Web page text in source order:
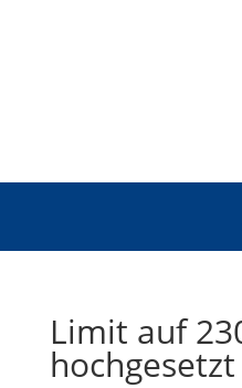
Limit auf
hochgesetzt